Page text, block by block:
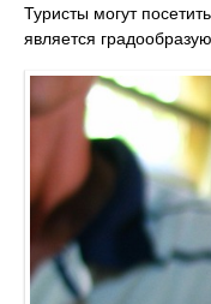
Туристы могут
является